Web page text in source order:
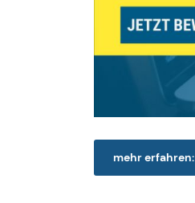
mehr erfahren: